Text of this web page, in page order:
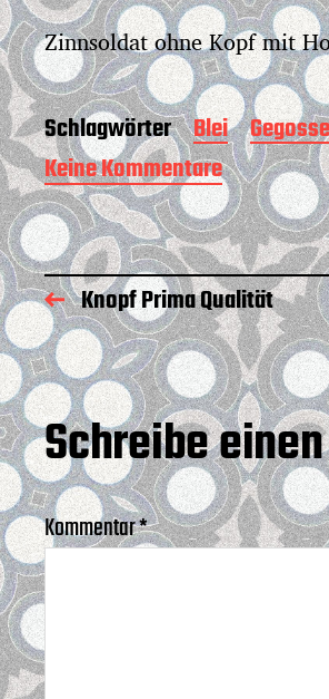
r
a
g
s
d
a
t
u
m
Zinnsoldat ohne Kopf mit
Schlagwörter Blei
Keine Kommentarez
u
Z
i
n
n
s
o
l
d
a
t
Knopf Prima Qualität
Schreibe
Kommentar*